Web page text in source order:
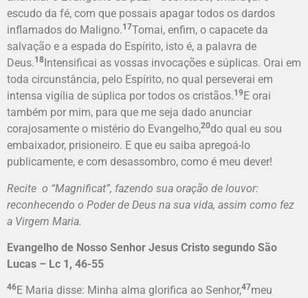
escudo da fé, com que possais apagar todos os dardos
inflamados do Maligno.17Tomai, enfim, o capacete da
salvação e a espada do Espírito, isto é, a palavra de
Deus.18 Intensificai as vossas invocações e súplicas. Orai em
toda circunstância, pelo Espírito, no qual perseverai em
intensa vigília de súplica por todos os cristãos.19 E orai
também por mim, para que me seja dado anunciar
corajosamente o mistério do Evangelho,20do qual eu sou
embaixador, prisioneiro. E que eu saiba apregoá-lo
publicamente, e com desassombro, como é meu dever!
Recite o “Magnificat”, fazendo sua oração de louvor:
reconhecendo o Poder de Deus na sua vida, assim como fez
a Virgem Maria.
Evangelho de Nosso Senhor Jesus Cristo segundo São
Lucas – Lc 1, 46-55
46 E Maria disse: Minha alma glorifica ao Senhor,47meu